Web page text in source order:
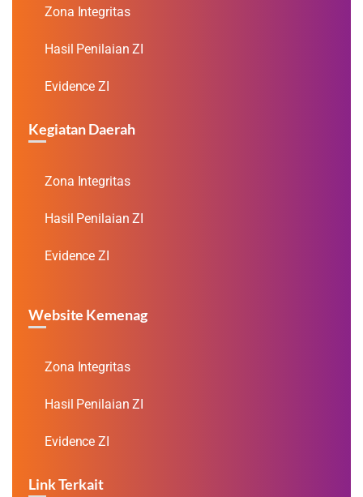
Zona Integritas
Hasil Penilaian ZI
Evidence ZI
Kegiatan Daerah
Zona Integritas
Hasil Penilaian ZI
Evidence ZI
Website Kemenag
Zona Integritas
Hasil Penilaian ZI
Evidence ZI
Link Terkait